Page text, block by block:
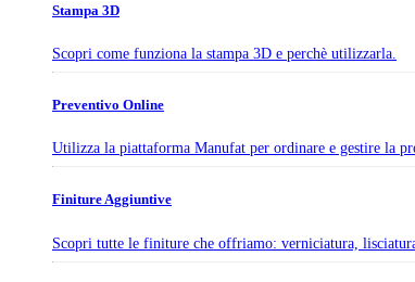
Stampa 3D
Scopri come funziona la stampa 3D e perchè utilizzarla.
Preventivo Online
Utilizza la piattaforma Manufat per ordinare e gestire la
Finiture Aggiuntive
Scopri tutte le finiture che offriamo: verniciatura,